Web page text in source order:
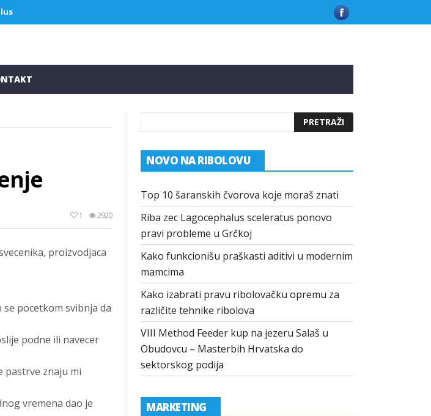
sceleratus ponovo pravi probleme u Grčkoj Kako funkcionišu praškasti aditivi u modernim
2920
1
proizvodjaca
se pocetkom svibnja da
podne ili navecer
pastrve znaju mi
vremena dao je
NOVO NA RIBOLOVU
Top 10 šaranskih čvorova koje moraš znati
Riba zec Lagocephalus sceleratus ponovo
pravi probleme u Grčkoj
Kako funkcionišu praškasti aditivi u modernim
mamcima
Kako izabrati pravu ribolovačku opremu za
različite tehnike ribolova
VIII Method Feeder kup na jezeru Salaš u
Obudovcu – Masterbih Hrvatska do
sektorskog podija
MARKETING